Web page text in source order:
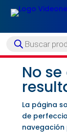
Búsqueda
de
No
La página
de